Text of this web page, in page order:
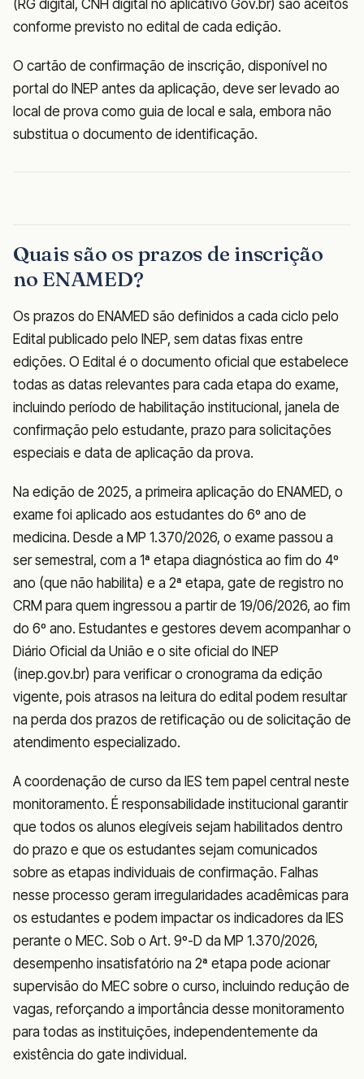
(RG digital, CNH digital no aplicativo Gov.br) são aceitos
conforme previsto no edital de cada edição.
O cartão de confirmação de inscrição, disponível no
portal do INEP antes da aplicação, deve ser levado ao
local de prova como guia de local e sala, embora não
substitua o documento de identificação.
Quais são os prazos de inscrição
no ENAMED?
Os prazos do ENAMED são definidos a cada ciclo pelo
Edital publicado pelo INEP, sem datas fixas entre
edições. O Edital é o documento oficial que estabelece
todas as datas relevantes para cada etapa do exame,
incluindo período de habilitação institucional, janela de
confirmação pelo estudante, prazo para solicitações
especiais e data de aplicação da prova.
Na edição de 2025, a primeira aplicação do ENAMED, o
exame foi aplicado aos estudantes do 6º ano de
medicina. Desde a MP 1.370/2026, o exame passou a
ser semestral, com a 1ª etapa diagnóstica ao fim do 4º
ano (que não habilita) e a 2ª etapa, gate de registro no
CRM para quem ingressou a partir de 19/06/2026, ao fim
do 6º ano. Estudantes e gestores devem acompanhar o
Diário Oficial da União e o site oficial do INEP
(inep.gov.br) para verificar o cronograma da edição
vigente, pois atrasos na leitura do edital podem resultar
na perda dos prazos de retificação ou de solicitação de
atendimento especializado.
A coordenação de curso da IES tem papel central neste
monitoramento. É responsabilidade institucional garantir
que todos os alunos elegíveis sejam habilitados dentro
do prazo e que os estudantes sejam comunicados
sobre as etapas individuais de confirmação. Falhas
nesse processo geram irregularidades acadêmicas para
os estudantes e podem impactar os indicadores da IES
perante o MEC. Sob o Art. 9º-D da MP 1.370/2026,
desempenho insatisfatório na 2ª etapa pode acionar
supervisão do MEC sobre o curso, incluindo redução de
vagas, reforçando a importância desse monitoramento
para todas as instituições, independentemente da
existência do gate individual.